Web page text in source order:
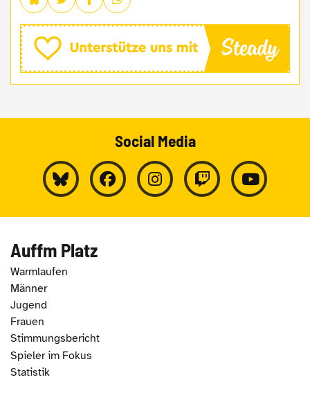
Social Media
Auffm Platz
Warmlaufen
Männer
Jugend
Frauen
Stimmungsbericht
Spieler im Fokus
Statistik